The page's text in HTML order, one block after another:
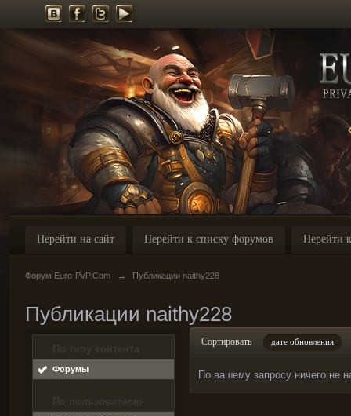
Перейти на сайт Перейти к списку форумов Перейти
Форум Euro-PvP.Com → Публикации naithy228
Публикации naithy228
По типу контента
Форумы
По пользователю
Сортировать дате обновления
По вашему запросу ничего не